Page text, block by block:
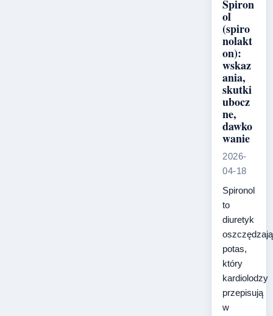
Spiron
ol
(spiro
nolakt
on):
wskaz
ania,
skutki
ubocz
ne,
dawko
wanie
2026-
04-18
Spironol
to
diuretyk
potas,
który
kardiolodzy
przepisują
w